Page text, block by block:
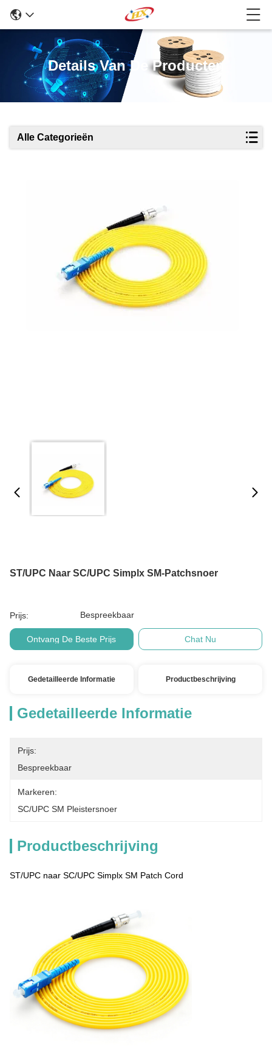
Details Van De Producten
Alle Categorieën
ST/UPC Naar SC/UPC Simplx SM-Patchsnoer
Prijs: Bespreekbaar
Ontvang De Beste Prijs Chat Nu
Gedetailleerde Informatie Productbeschrijving
Gedetailleerde Informatie
Prijs:
Bespreekbaar
Markeren:
SC/UPC SM Pleistersnoer
Productbeschrijving
ST/UPC naar SC/UPC Simplx SM Patch Cord